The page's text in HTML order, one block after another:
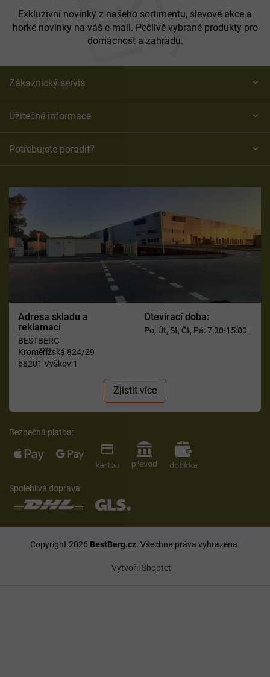
Exkluzivní novinky z našeho sortimentu, slevové akce a
horké novinky na váš e-mail. Pečlivě vybrané produkty pro
domácnost a zahradu.
Zákaznický servis
Užitečné informace
Potřebujete poradit?
Adresa skladu a
reklamací
BESTBERG
Kroměřížská 824/29
68201 Vyškov 1
Otevírací doba:
Po, Út, St, Čt, Pá: 7:30-15:00
Zjistit více
Bezpečná platba:
Spolehlivá doprava:
Vytvořil Shoptet
Copyright 2026 BestBerg.cz. Všechna práva vyhrazena.